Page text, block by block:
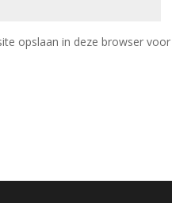
opslaan in deze browser